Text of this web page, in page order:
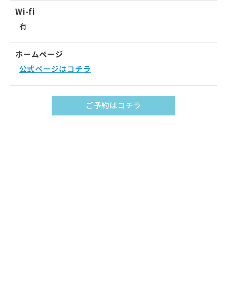
Wi-fi
有
ホームページ
公式ページはコチラ
ご予約はコチラ